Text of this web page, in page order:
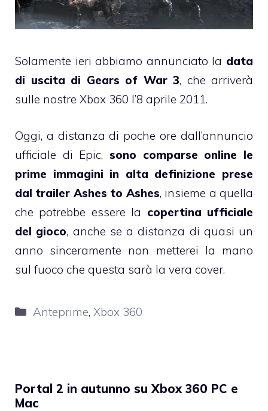
Solamente ieri abbiamo annunciato la data
di uscita di Gears of War 3, che arriverà
sulle nostre Xbox 360 l’8 aprile 2011.
Oggi, a distanza di poche ore dall’annuncio
ufficiale di Epic, sono comparse online le
prime immagini in alta definizione prese
dal trailer Ashes to Ashes, insieme a quella
che potrebbe essere la copertina ufficiale
del gioco, anche se a distanza di quasi un
anno sinceramente non metterei la mano
sul fuoco che questa sarà la vera cover.
Categorie
Anteprime, Xbox 360
Portal 2 in autunno su Xbox 360 PC e
Mac